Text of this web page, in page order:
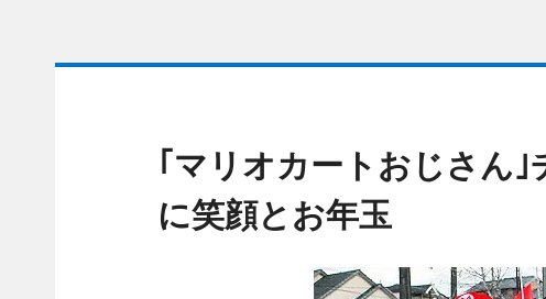
｢マリオカートおじさん
に笑顔とお年玉